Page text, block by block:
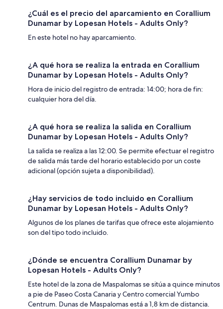
¿Cuál es el precio del aparcamiento en Corallium
Dunamar by Lopesan Hotels - Adults Only?
En este hotel no hay aparcamiento.
¿A qué hora se realiza la entrada en Corallium
Dunamar by Lopesan Hotels - Adults Only?
Hora de inicio del registro de entrada: 14:00; hora de fin:
cualquier hora del día.
¿A qué hora se realiza la salida en Corallium
Dunamar by Lopesan Hotels - Adults Only?
La salida se realiza a las 12:00. Se permite efectuar el registro
de salida más tarde del horario establecido por un coste
adicional (opción sujeta a disponibilidad).
¿Hay servicios de todo incluido en Corallium
Dunamar by Lopesan Hotels - Adults Only?
Algunos de los planes de tarifas que ofrece este alojamiento
son del tipo todo incluido.
¿Dónde se encuentra Corallium Dunamar by
Lopesan Hotels - Adults Only?
Este hotel de la zona de Maspalomas se sitúa a quince minutos
a pie de Paseo Costa Canaria y Centro comercial Yumbo
Centrum. Dunas de Maspalomas está a 1,8 km de distancia.